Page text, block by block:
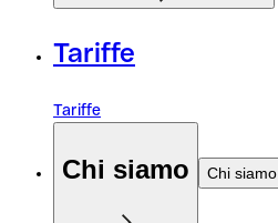
Tariffe
Tariffe
Chi siamo Chi siamo